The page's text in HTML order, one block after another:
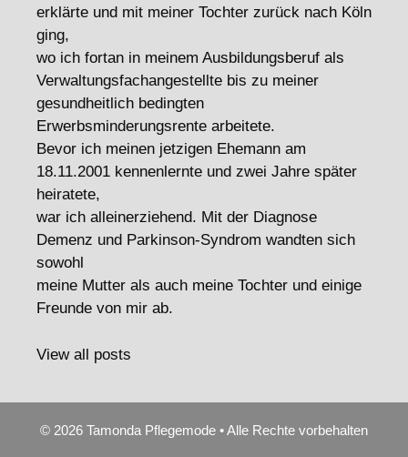
erklärte und mit meiner Tochter zurück nach Köln
ging,
wo ich fortan in meinem Ausbildungsberuf als
Verwaltungsfachangestellte bis zu meiner
gesundheitlich bedingten
Erwerbsminderungsrente arbeitete.
Bevor ich meinen jetzigen Ehemann am
18.11.2001 kennenlernte und zwei Jahre später
heiratete,
war ich alleinerziehend. Mit der Diagnose
Demenz und Parkinson-Syndrom wandten sich
sowohl
meine Mutter als auch meine Tochter und einige
Freunde von mir ab.
View all posts
© 2026 Tamonda Pflegemode • Alle Rechte vorbehalten